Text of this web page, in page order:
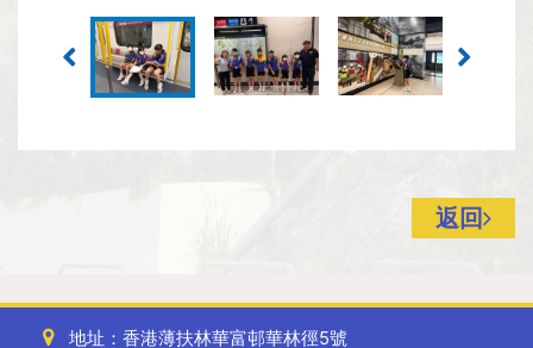
返回
地址：香港薄扶林華富邨華林徑5號